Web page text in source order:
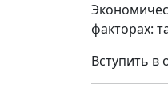
факторах:
Вступить в